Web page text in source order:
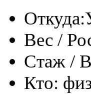
Откуда:
Вес /
Стаж /
Кто: